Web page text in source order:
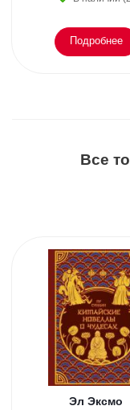
Подробнее
Все
Эл Эксмо